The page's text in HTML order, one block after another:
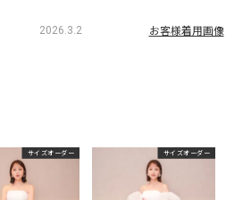
2026.3.2 お客様着用画像
サイズオーダー サイズオーダー